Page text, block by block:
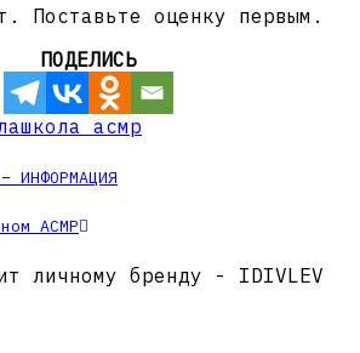
Поставьте оценку первым.
ПОДЕЛИСЬ
школа асмр
ИНФОРМАЦИЯ
АСМР
личному бренду - IDIVLEV